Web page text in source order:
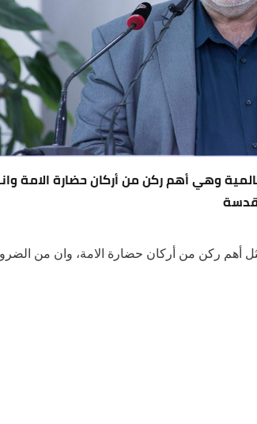
وهي أهم ركن من أركان حضارة الامة
أهم ركن من أركان حضارة الامة، وان من